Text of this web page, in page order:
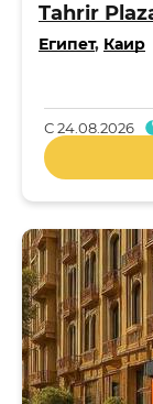
Tahrir
Египет, Каир
С24.08.2026